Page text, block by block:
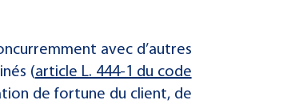
avec d’autres
(article L. 444-1 du code
de fortune du client, de